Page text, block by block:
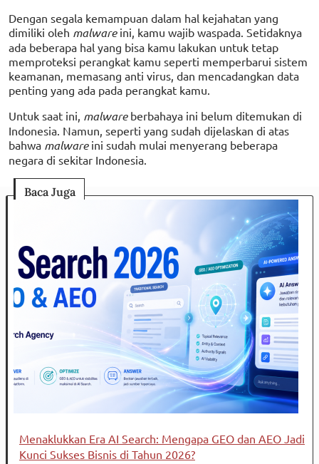
Dengan segala kemampuan dalam hal kejahatan yang
dimiliki oleh malwareini, kamu wajib waspada. Setidaknya
ada beberapa hal yang bisa kamu lakukan untuk tetap
memproteksi perangkat kamu seperti memperbarui sistem
keamanan, memasang anti virus, dan mencadangkan data
penting yang ada pada perangkat kamu.
Untuk saat ini, malwareberbahaya ini belum ditemukan di
Indonesia. Namun, seperti yang sudah dijelaskan di atas
bahwa malwareini sudah mulai menyerang beberapa
negara di sekitar Indonesia.
Baca Juga
Menaklukkan Era AI Search: Mengapa GEO dan AEO Jadi
Kunci Sukses Bisnis di Tahun 2026?